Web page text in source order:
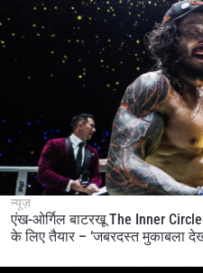
न्यूज़
एंख-ओर्गिल बाटरखू The Inner
के लिए तैयार – ‘जबरदस्त मुकाबला